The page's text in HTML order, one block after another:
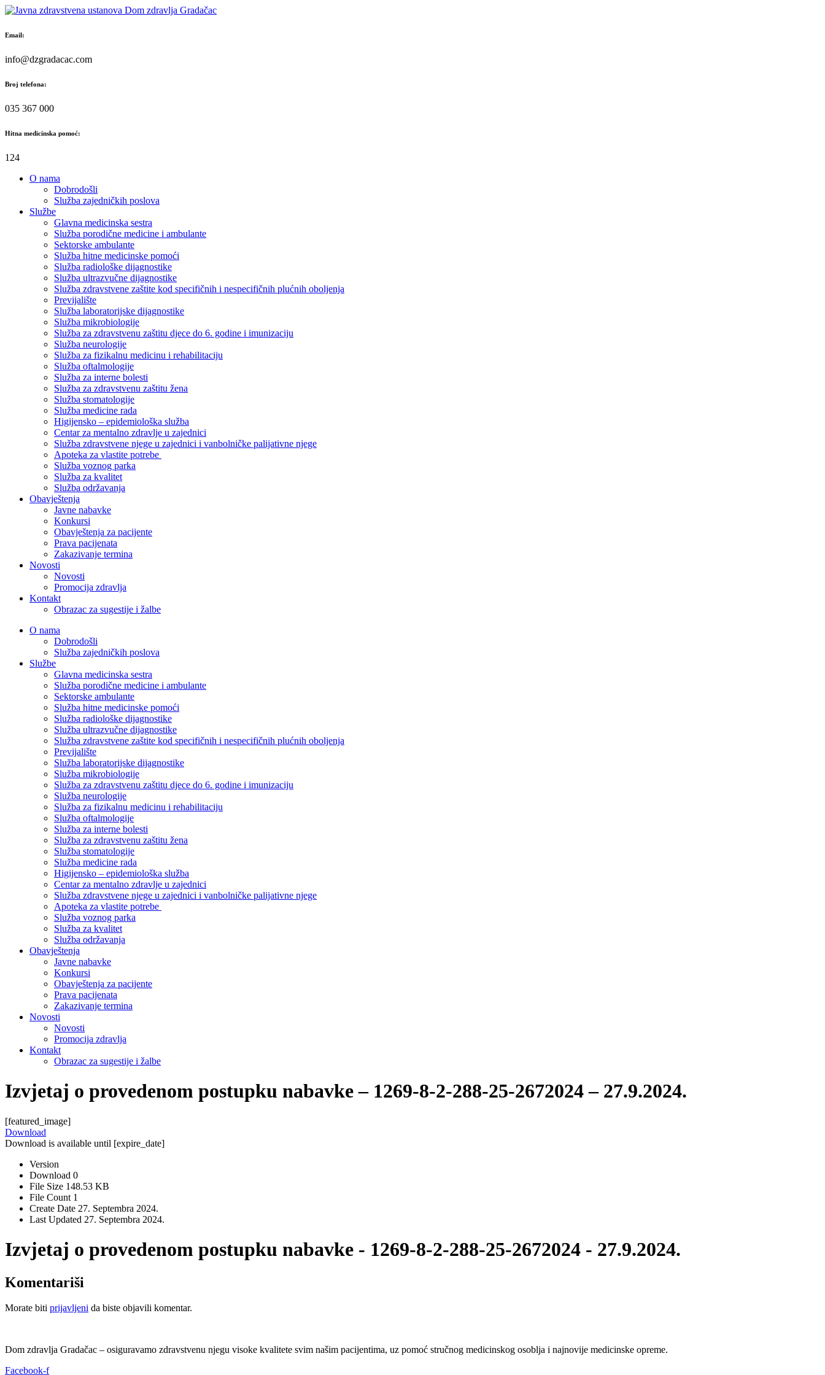
Skip
content
Email:
info@dzgradacac.com
Broj telefona:
035 367 000
Hitna medicinska pomoć:
124
O nama
Dobrodošli
Služba zajedničkih poslova
Službe
Glavna medicinska sestra
Služba porodične medicine i ambulante
Sektorske ambulante
Služba hitne medicinske pomoći
Služba radiološke dijagnostike
Služba ultrazvučne dijagnostike
Služba zdravstvene zaštite kod specifičnih i nespecifičnih plućnih oboljenja
Previjalište
Služba laboratorijske dijagnostike
Služba mikrobiologije
Služba za zdravstvenu zaštitu djece do 6. godine i imunizaciju
Služba neurologije
Služba za fizikalnu medicinu i rehabilitaciju
Služba oftalmologije
Služba za interne bolesti
Služba za zdravstvenu zaštitu žena
Služba stomatologije
Služba medicine rada
Higijensko – epidemiološka služba
Centar za mentalno zdravlje u zajednici
Služba zdravstvene njege u zajednici i vanbolničke palijativne njege
Apoteka za vlastite potrebe
Služba voznog parka
Služba za kvalitet
Služba održavanja
Obavještenja
Javne nabavke
Konkursi
Obavještenja za pacijente
Prava pacijenata
Zakazivanje termina
Novosti
Novosti
Promocija zdravlja
Kontakt
Obrazac za sugestije i žalbe
O nama
Dobrodošli
Služba zajedničkih poslova
Službe
Glavna medicinska sestra
Služba porodične medicine i ambulante
Sektorske ambulante
Služba hitne medicinske pomoći
Služba radiološke dijagnostike
Služba ultrazvučne dijagnostike
Služba zdravstvene zaštite kod specifičnih i nespecifičnih plućnih oboljenja
Previjalište
Služba laboratorijske dijagnostike
Služba mikrobiologije
Služba za zdravstvenu zaštitu djece do 6. godine i imunizaciju
Služba neurologije
Služba za fizikalnu medicinu i rehabilitaciju
Služba oftalmologije
Služba za interne bolesti
Služba za zdravstvenu zaštitu žena
Služba stomatologije
Služba medicine rada
Higijensko – epidemiološka služba
Centar za mentalno zdravlje u zajednici
Služba zdravstvene njege u zajednici i vanbolničke palijativne njege
Apoteka za vlastite potrebe
Služba voznog parka
Služba za kvalitet
Služba održavanja
Obavještenja
Javne nabavke
Konkursi
Obavještenja za pacijente
Prava pacijenata
Zakazivanje termina
Novosti
Novosti
Promocija zdravlja
Kontakt
Obrazac za sugestije i žalbe
Izvjetaj o provedenom postupku nabavke – 1269-8-2-288-25-2672024 – 27.9.2024.
[featured_image]
Download
Download is available until [expire_date]
Version
Download 0
File Size 148.53 KB
File Count 1
Create Date 27. Septembra 2024.
Last Updated 27. Septembra 2024.
Izvjetaj o provedenom postupku nabavke - 1269-8-2-288-25-2672024 - 27.9.2024.
Komentariši
Morate biti prijavljeni da biste objavili komentar.
Dom zdravlja Gradačac – osiguravamo zdravstvenu njegu visoke kvalitete svim našim pacijentima, uz pomoć stručnog medicinskog osoblja i najnovije medicinske opreme.
Facebook-f